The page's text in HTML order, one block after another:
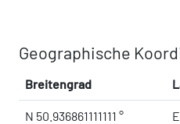
Geographische
Breitengrad
N 50.936861111111 °